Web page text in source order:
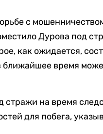
с
Дурова под
как ожидается,
ближайшее время
на время
для побега,